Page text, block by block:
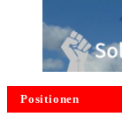
Positionen